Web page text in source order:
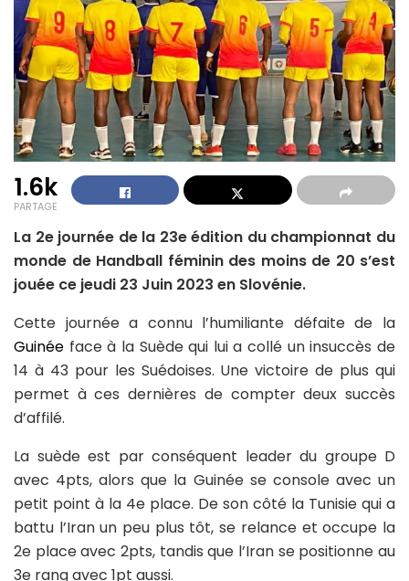
1.6k
PARTAGE
La 2e journée de la 23e édition du championnat du
monde de Handball féminin des moins de 20 s’est
jouée ce jeudi 23 Juin 2023 en Slovénie.
Cette journée a connu l’humiliante défaite de la
Guinée face à la Suède qui lui a collé un insuccès de
14 à 43 pour les Suédoises. Une victoire de plus qui
permet à ces dernières de compter deux succès
d’affilé.
La suède est par conséquent leader du groupe D
avec 4pts, alors que la Guinée se console avec un
petit point à la 4e place. De son côté la Tunisie qui a
battu l’Iran un peu plus tôt, se relance et occupe la
2e place avec 2pts, tandis que l’Iran se positionne au
3e rang avec 1pt aussi.